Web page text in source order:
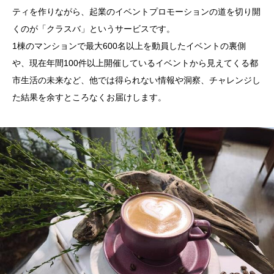
ティを作りながら、起業のイベントプロモーションの道を切り開
くのが「クラスバ」というサービスです。
1棟のマンションで最大600名以上を動員したイベントの裏側
や、現在年間100件以上開催しているイベントから見えてくる都
市生活の未来など、他では得られない情報や洞察、チャレンジし
た結果を余すところなくお届けします。